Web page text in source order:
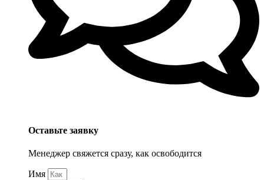
Оставьте заявку
Менеджер свяжется сразу, как освободится
Имя